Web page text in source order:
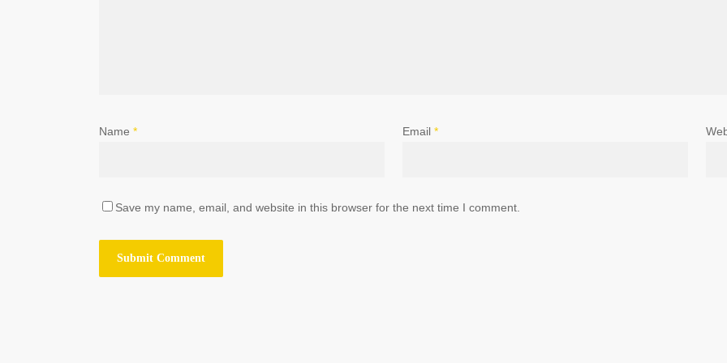
Name * Email *
Save my name, email, and website in this browser for the next time I comment.